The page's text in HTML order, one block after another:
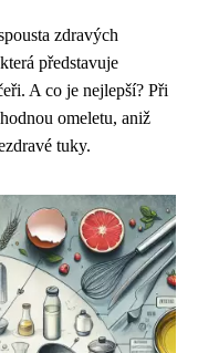
zdravých
představuje
A co je nejlepší? Při
omeletu, aniž
tuky.